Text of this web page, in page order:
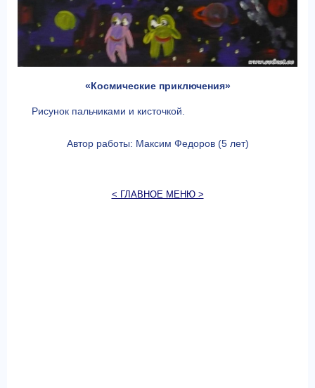
«Космические приключения»
Рисунок пальчиками и кисточкой.
Автор работы: Максим Федоров (5 лет)
< ГЛАВНОЕ МЕНЮ >